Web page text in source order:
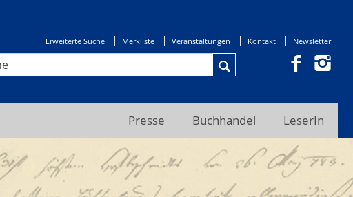
Erweiterte Suche Merkliste Veranstaltungen Kontakt Newsletter
Presse Buchhandel LeserIn